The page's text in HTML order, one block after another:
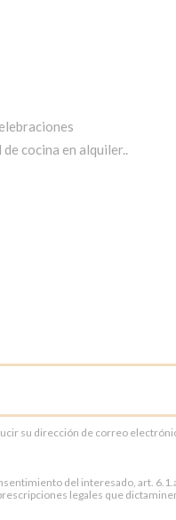
cocina en alquiler..
su dirección de correo
del interesado, art. 6.1.a
legales que